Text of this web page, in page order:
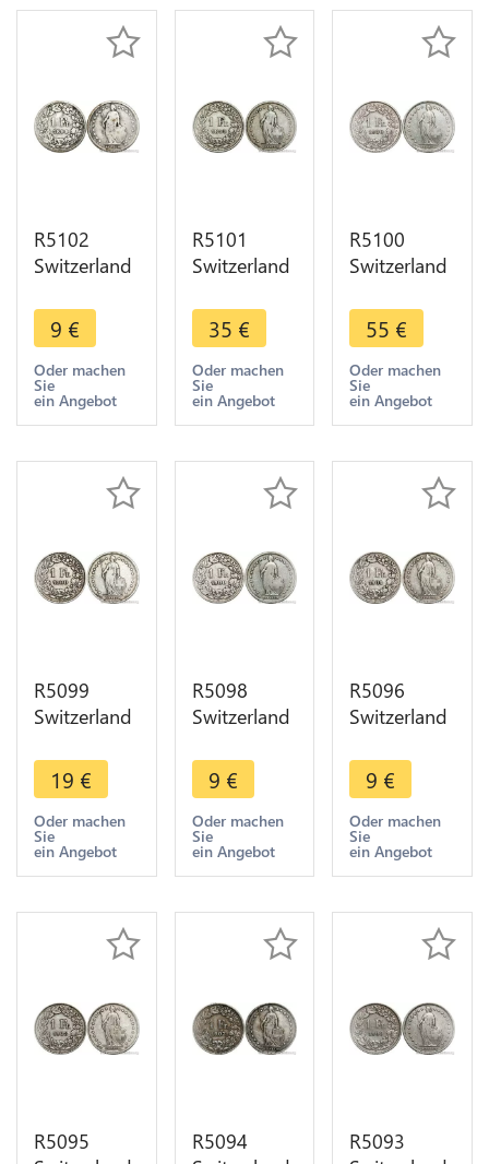
R5102
Switzerland
Helvetia
1899 B
Berne Silver
-> Make
offer
9 €
Oder machen
Sie
ein Angebot
R5101
Switzerland
Helvetia
1899 B
Berne Silver
-> Make
offer
35 €
Oder machen
Sie
ein Angebot
R5100
Switzerland
Helvetia
1900 B
Berne Silver
Quality !! ->
Make offer
55 €
Oder machen
Sie
ein Angebot
R5099
Switzerland
Helvetia
1900 B
Berne Silver
-> Make
offer
19 €
Oder machen
Sie
ein Angebot
R5098
Switzerland
Helvetia
1900 B
Berne Silver
-> Make
offer
9 €
Oder machen
Sie
ein Angebot
R5096
Switzerland
Helvetia
1901 B
Berne Silver
-> Make
offer
9 €
Oder machen
Sie
ein Angebot
R5095
R5094
R5093